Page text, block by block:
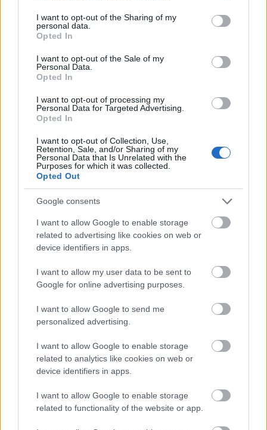
not limited to your visit or usage behaviour. You may click to
grant or deny consent to Google and its third-party tags to
use your data for below specified purposes in below Google
consent section.
I want to opt-out of the Sharing of my
personal data.
Opted In
I want to opt-out of the Sale of my
Personal Data.
Opted In
I want to opt-out of processing my
Personal Data for Targeted Advertising.
Opted In
I want to opt-out of Collection, Use,
Retention, Sale, and/or Sharing of my
Personal Data that Is Unrelated with the
Purposes for which it was collected.
Opted Out
Google consents
I want to allow Google to enable storage
related to advertising like cookies on web or
device identifiers in apps.
I want to allow my user data to be sent to
Google for online advertising purposes.
I want to allow Google to send me
personalized advertising.
I want to allow Google to enable storage
related to analytics like cookies on web or
device identifiers in apps.
I want to allow Google to enable storage
related to functionality of the website or app.
Kedvenc magyar lemez
Solaris:Marsbéli krónikák.
Zene, amitől boldog leszel
Nagyon sok ilyen van. Aki viszont a legsűrűbben éri
el nálam ezt az érzést, az Mozart.
Zene szexhez
The Verve:
végtelenítve.
Kedvenc zene éjszaka, sötétben
Ha hozzájön az is, hogy ’télen’, akkor tudok egyet
mondani: Mike Oldfield és a Saved By A Bell